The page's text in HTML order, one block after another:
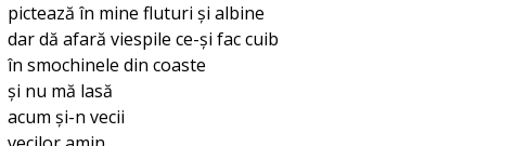
pictează în mine fluturi și albine
dar dă afară viespile ce-și fac cuib
în smochinele din coaste
și nu mă lasă
acum și-n vecii